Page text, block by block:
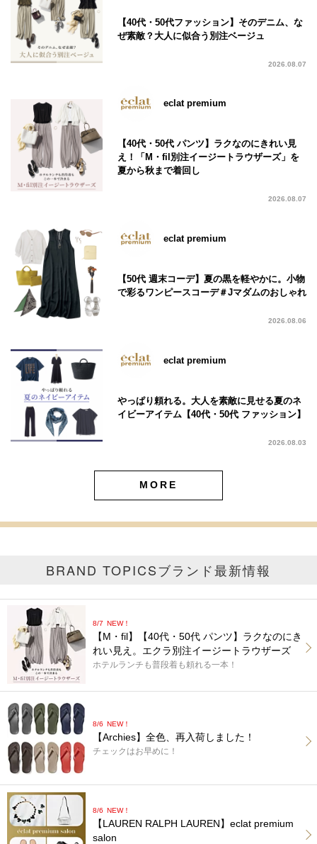
【40代・50代ファッション】そのデニム、な
ぜ素敵？大人に似合う別注ベージュ
2026.08.07
eclat premium
【40代・50代 パンツ】ラクなのにきれい見
え！「M・fil別注イージートラウザーズ」を
夏から秋まで着回し
2026.08.07
eclat premium
【50代 週末コーデ】夏の黒を軽やかに。小物
で彩るワンピースコーデ＃Jマダムのおしゃれ
2026.08.06
eclat premium
やっぱり頼れる。大人を素敵に見せる夏のネ
イビーアイテム【40代・50代 ファッション】
2026.08.03
MORE
BRAND TOPICSブランド最新情報
8/7 NEW！
【M・fil】【40代・50代 パンツ】ラクなのにき
れい見え。エクラ別注イージートラウザーズ
ホテルランチも普段着も頼れる一本！
8/6 NEW！
【Archies】全色、再入荷しました！
チェックはお早めに！
8/6 NEW！
【LAUREN RALPH LAUREN】eclat premium
salon